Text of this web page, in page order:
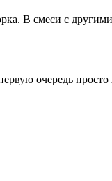
В смеси с
очередь